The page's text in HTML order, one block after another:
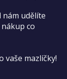
nám udělíte
co
vaše mazlíčky!